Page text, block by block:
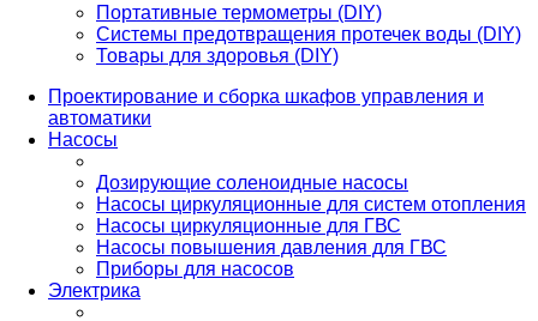
Портативные термометры (DIY)
Системы предотвращения протечек воды (DIY)
Товары для здоровья (DIY)
Проектирование и сборка шкафов управления и
автоматики
Насосы
Дозирующие соленоидные насосы
Насосы циркуляционные для систем отопления
Насосы циркуляционные для ГВС
Насосы повышения давления для ГВС
Приборы для насосов
Электрика